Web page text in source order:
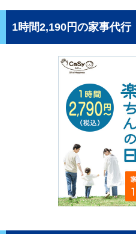
1時間2,190円の家事代行